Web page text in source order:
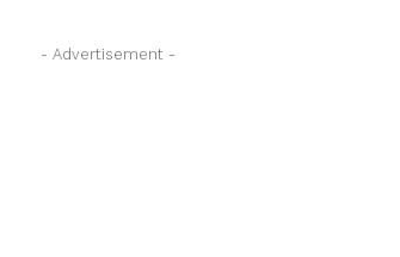
- Advertisement -